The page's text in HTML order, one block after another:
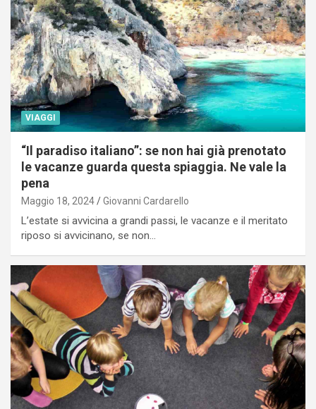
VIAGGI
“Il paradiso italiano”: se non hai già prenotato
le vacanze guarda questa spiaggia. Ne vale la
pena
Maggio 18, 2024 Giovanni Cardarello
L’estate si avvicina a grandi passi, le vacanze e il meritato
riposo si avvicinano, se non…